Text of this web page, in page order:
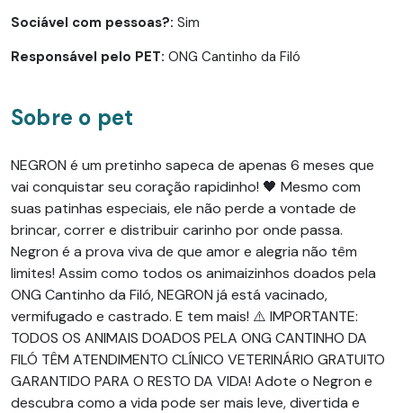
Sociável com pessoas?: Sim
Responsável pelo PET: ONG Cantinho da Filó
Sobre o pet
NEGRON é um pretinho sapeca de apenas 6 meses que
vai conquistar seu coração rapidinho! 🖤 Mesmo com
suas patinhas especiais, ele não perde a vontade de
brincar, correr e distribuir carinho por onde passa.
Negron é a prova viva de que amor e alegria não têm
limites! Assim como todos os animaizinhos doados pela
ONG Cantinho da Filó, NEGRON já está vacinado,
vermifugado e castrado. E tem mais! ⚠️ IMPORTANTE:
TODOS OS ANIMAIS DOADOS PELA ONG CANTINHO DA
FILÓ TÊM ATENDIMENTO CLÍNICO VETERINÁRIO GRATUITO
GARANTIDO PARA O RESTO DA VIDA! Adote o Negron e
descubra como a vida pode ser mais leve, divertida e